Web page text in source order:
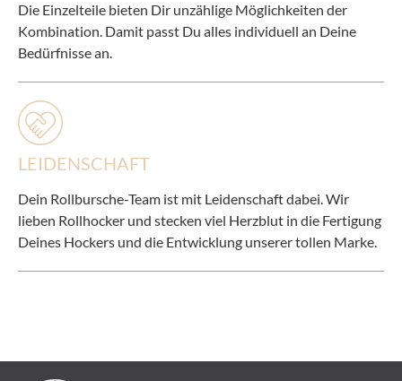
Die Einzelteile bieten Dir unzählige Möglichkeiten der
Kombination. Damit passt Du alles individuell an Deine
Bedürfnisse an.
LEIDENSCHAFT
Dein Rollbursche-Team ist mit Leidenschaft dabei. Wir
lieben Rollhocker und stecken viel Herzblut in die Fertigung
Deines Hockers und die Entwicklung unserer tollen Marke.